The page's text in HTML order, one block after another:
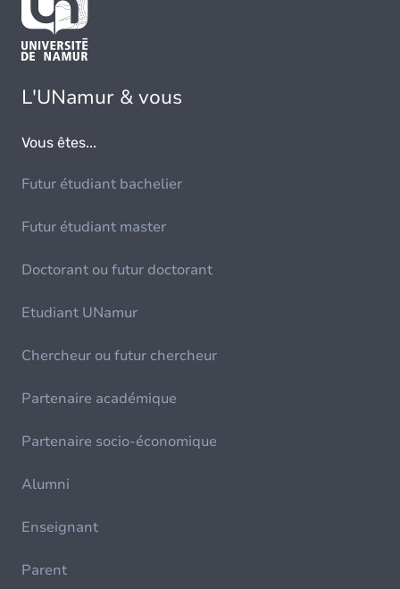
L'UNamur & vous
Vous êtes...
Futur étudiant bachelier
Futur étudiant master
Doctorant ou futur doctorant
Etudiant UNamur
Chercheur ou futur chercheur
Partenaire académique
Partenaire socio-économique
Alumni
Enseignant
Parent